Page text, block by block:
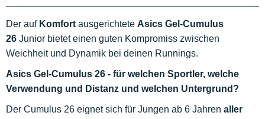
Der auf Komfort ausgerichtete Asics Gel-Cumulus
26 Junior bietet einen guten Kompromiss zwischen
Weichheit und Dynamik bei deinen Runnings.
Asics Gel-Cumulus 26 - für welchen Sportler, welche
Verwendung und Distanz und welchen Untergrund?
Der Cumulus 26 eignet sich für Jungen ab 6 Jahren aller